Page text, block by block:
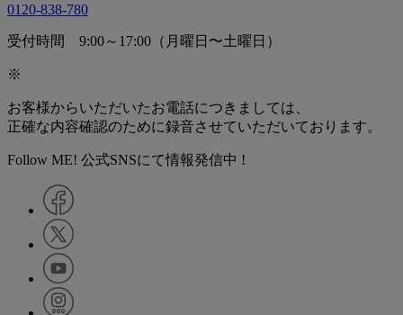
0120-838-780
受付時間 9:00～17:00（月曜日〜土曜日）
※
お客様からいただいたお電話につきましては、
正確な内容確認のために録音させていただいております。
Follow ME! 公式SNSにて情報発信中 !